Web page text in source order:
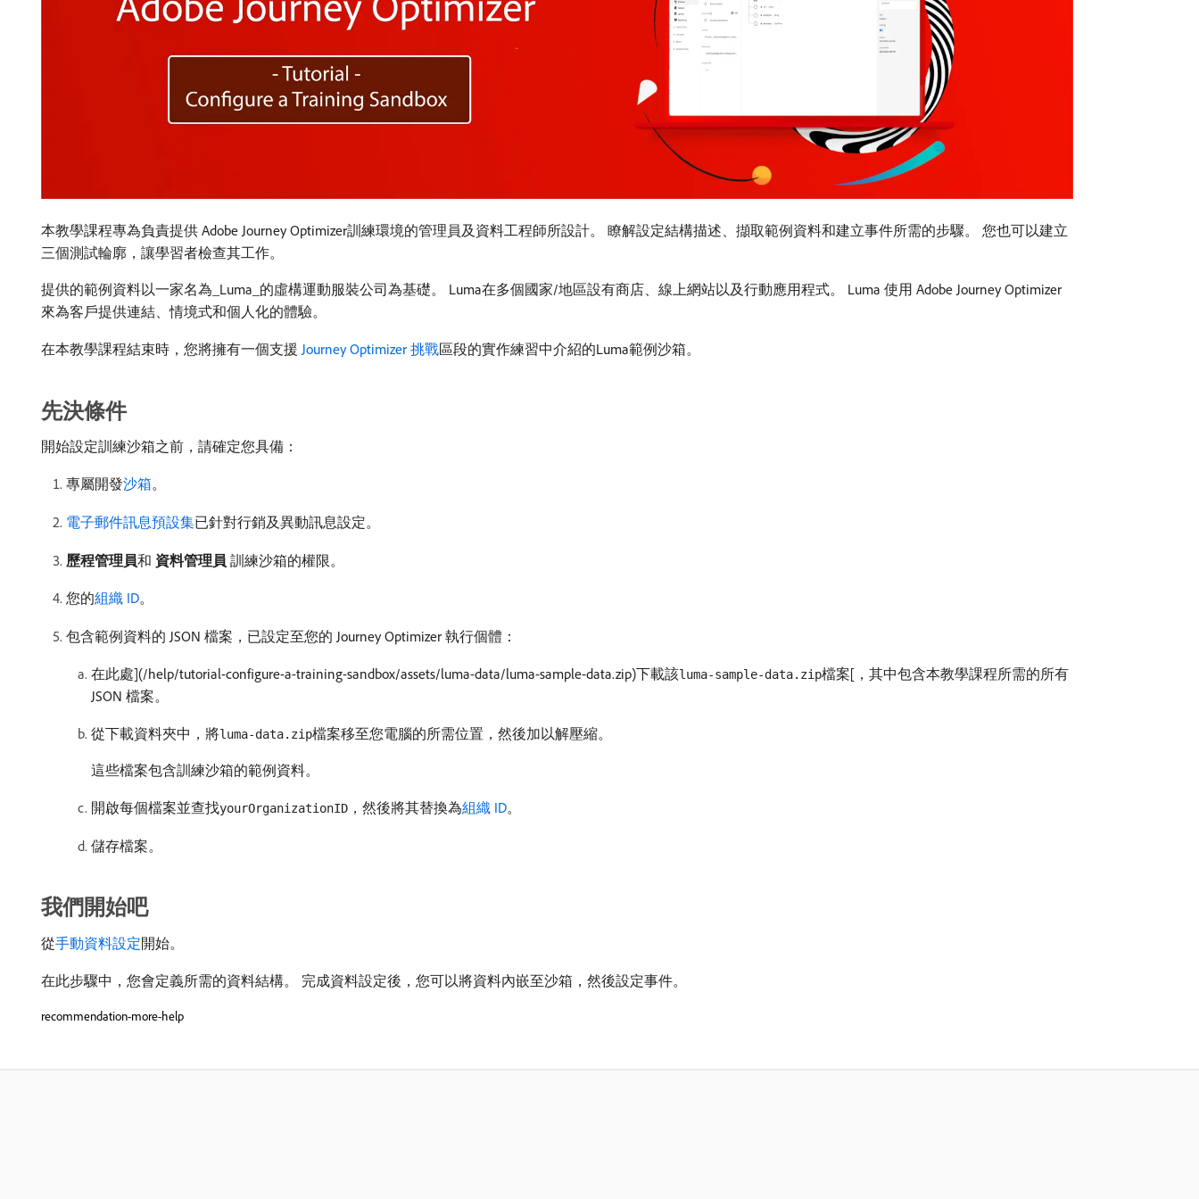
本教學課程專為負責提供 Adobe Journey Optimizer訓練環境的管理員及資料工程師所設計。 瞭解設定結構描述、擷取範例資料和建立事件所需的步驟。 您也可以建立
三個測試輪廓，讓學習者檢查其工作。
提供的範例資料以一家名為​_Luma_的虛構運動服裝公司為基礎。 Luma在多個國家/地區設有商店、線上網站以及行動應用程式。 Luma 使用 Adobe Journey Optimizer
來為客戶提供連結、情境式和個人化的體驗。
在本教學課程結束時，您將擁有一個支援 Journey Optimizer 挑戰區段的實作練習中介紹的Luma範例沙箱。
先決條件
開始設定訓練沙箱之前，請確定您具備：
專屬開發沙箱。
電子郵件訊息預設集已針對行銷及異動訊息設定。
歷程管理員​和​ 資料管理員 ​訓練沙箱的權限。
您的組織 ID。
包含範例資料的 JSON 檔案，已設定至您的 Journey Optimizer 執行個體：
在此處](/help/tutorial-configure-a-training-sandbox/assets/luma-data/luma-sample-data.zip)下載該luma-sample-data.zip檔案[，其中包含本教學課程所需的所有
JSON 檔案。
從下載資料夾中，將luma-data.zip檔案移至您電腦的所需位置，然後加以解壓縮。
這些檔案包含訓練沙箱的範例資料。
開啟每個檔案並查找​yourOrganizationID ，然後將其替換為組織 ID。
儲存檔案。
我們開始吧
從手動資料設定開始。
在此步驟中，您會定義所需的資料結構。 完成資料設定後，您可以將資料內嵌至沙箱，然後設定事件。
recommendation-more-help